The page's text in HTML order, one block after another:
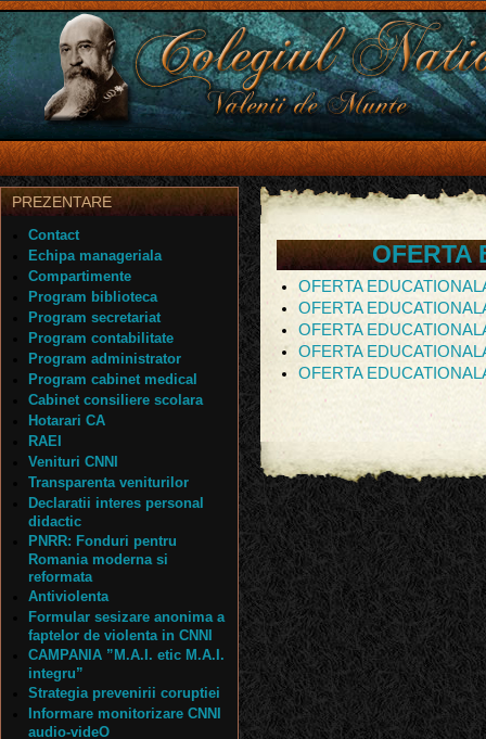
OFERTA
OFERTA
OFERTA
OFERTA
OFERTA
OFERTA
PREZENTARE
Contact
Echipa manageriala
Compartimente
Program biblioteca
Program secretariat
Program contabilitate
Program administrator
Program cabinet medical
Cabinet consiliere scolara
Hotarari CA
RAEI
Venituri CNNI
Transparenta veniturilor
Declaratii interes personal
didactic
PNRR: Fonduri pentru
Romania moderna si
reformata
Antiviolenta
Formular sesizare anonima a
faptelor de violenta in CNNI
CAMPANIA ”M.A.I. etic M.A.I.
integru”
Strategia prevenirii coruptiei
Informare monitorizare CNNI
audio-videO